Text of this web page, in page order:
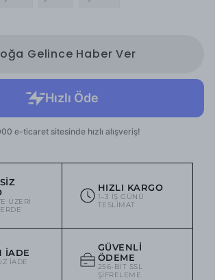
Gelince Haber Ver
ÜZERI
HIZLI KARGO
1–3 IŞ GÜNÜ
TESLIMAT
İADE
IADE
GÜVENLI
ÖDEME
256-BIT SSL
ŞIFRELEME